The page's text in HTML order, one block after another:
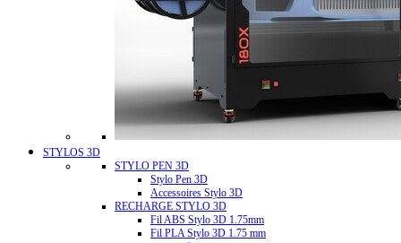
STYLOS 3D
STYLO PEN 3D
Stylo Pen 3D
Accessoires Stylo 3D
RECHARGE STYLO 3D
Fil ABS Stylo 3D 1.75mm
Fil PLA Stylo 3D 1.75 mm